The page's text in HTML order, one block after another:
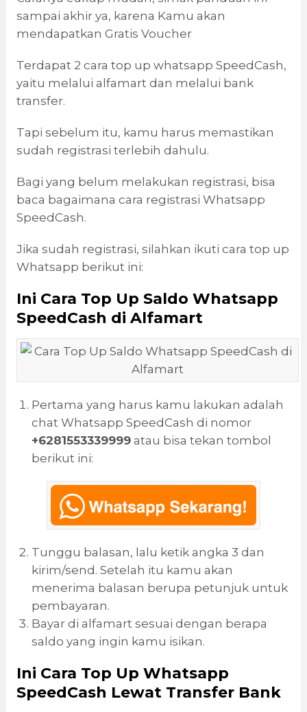
sampai akhir ya, karena Kamu akan
mendapatkan Gratis Voucher
Terdapat 2 cara top up whatsapp SpeedCash,
yaitu melalui alfamart dan melalui bank
transfer.
Tapi sebelum itu, kamu harus memastikan
sudah registrasi terlebih dahulu.
Bagi yang belum melakukan registrasi, bisa
baca bagaimana cara registrasi Whatsapp
SpeedCash.
Jika sudah registrasi, silahkan ikuti cara top up
Whatsapp berikut ini:
Ini Cara Top Up Saldo Whatsapp
SpeedCash di Alfamart
Pertama yang harus kamu lakukan adalah
chat Whatsapp SpeedCash di nomor
+6281553339999atau bisa tekan tombol
berikut ini:
Tunggu balasan, lalu ketik angka 3 dan
kirim/send. Setelah itu kamu akan
menerima balasan berupa petunjuk untuk
pembayaran.
Bayar di alfamart sesuai dengan berapa
saldo yang ingin kamu isikan.
Ini Cara Top Up Whatsapp
SpeedCash Lewat Transfer Bank